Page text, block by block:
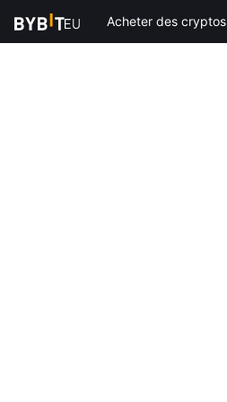
Acheter des cryptos